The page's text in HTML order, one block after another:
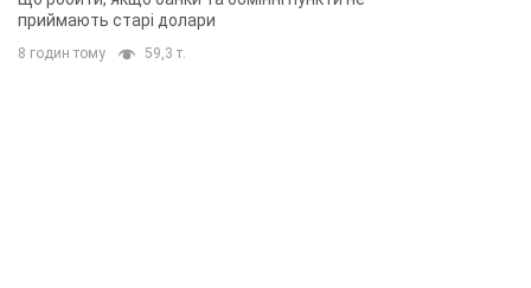
приймають старі долари
8 годин тому 59,3 т.